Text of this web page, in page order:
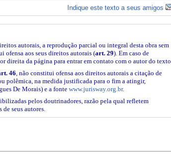
Indique este texto a seus amigos
autorais, a reprodução parcial ou integral desta obra sem
ofensa aos seus direitos autorais (art. 29). Em caso de
direita da página para entrar em contato com o autor do texto.
46 , não constitui ofensa aos direitos autorais a citação de
polêmica, na medida justificada para o fim a atingir,
De Morais) e a fonte www.jurisway.org.br.
pelos doutrinadores, razão pela qual refletem
de seus autores.